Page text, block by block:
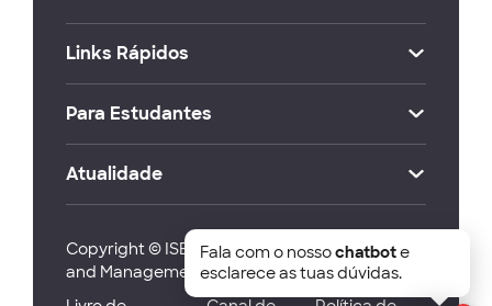
Links Rápidos
Para Estudantes
Atualidade
Copyright © ISEG Lisbon School of Economics
and Management 2026
Fala com o nossochatbote
esclarece as tuas dúvidas.